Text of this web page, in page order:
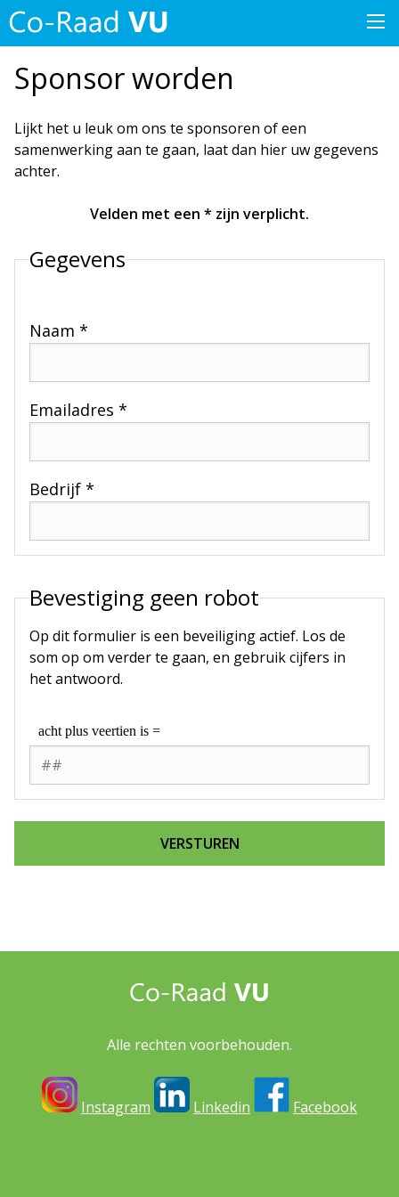
Sponsor worden
Lijkt het u leuk om ons te sponsoren of een
samenwerking aan te gaan, laat dan hier uw gegevens
achter.
Velden met een * zijn verplicht.
Gegevens
Naam *
Emailadres *
Bedrijf *
Bevestiging geen robot
Op dit formulier is een beveiliging actief. Los de
som op om verder te gaan, en gebruik cijfers in
het antwoord.
Alle rechten voorbehouden.
Instagram Linkedin Facebook